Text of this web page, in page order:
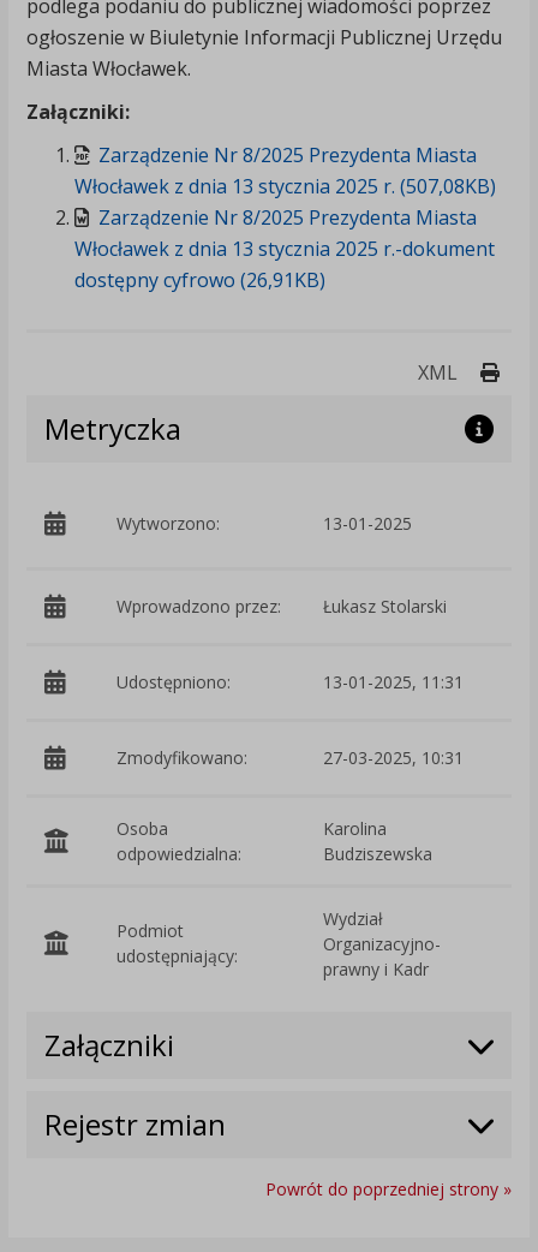
podlega podaniu do publicznej wiadomości poprzez
ogłoszenie w Biuletynie Informacji Publicznej Urzędu
Miasta Włocławek.
Załączniki:
Zarządzenie Nr 8/2025 Prezydenta Miasta
Włocławek z dnia 13 stycznia 2025 r. (507,08KB)
Zarządzenie Nr 8/2025 Prezydenta Miasta
Włocławek z dnia 13 stycznia 2025 r.-dokument
dostępny cyfrowo (26,91KB)
XML
Metryczka
Wytworzono: 13-01-2025
Wprowadzono przez: Łukasz Stolarski
Udostępniono: 13-01-2025, 11:31
Zmodyfikowano: 27-03-2025, 10:31
Osoba
odpowiedzialna:
Karolina
Budziszewska
Podmiot
udostępniający:
Wydział
Organizacyjno-
prawny i Kadr
Załączniki
Rejestr zmian
Powrót do poprzedniej strony »